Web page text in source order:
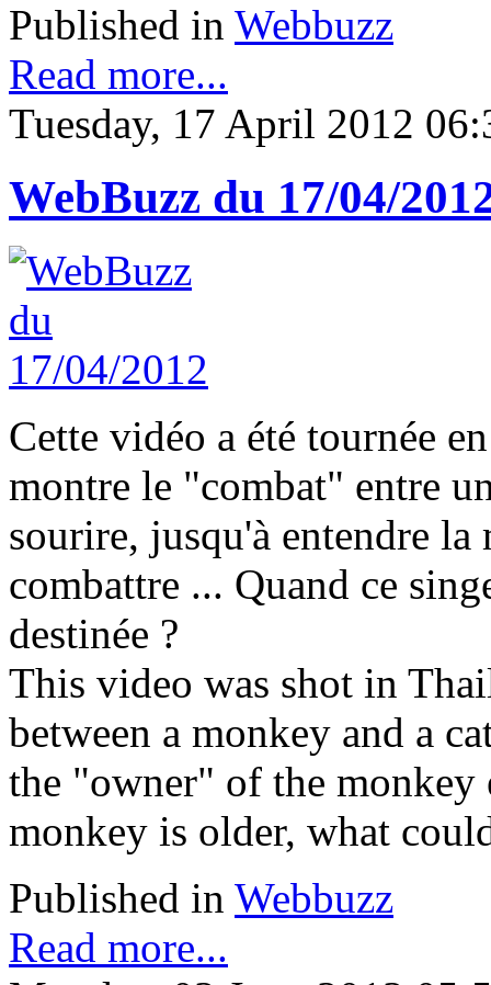
Published in Webbuzz
Read more...
Tuesday, 17 April 2012
WebBuzz du 17/04/
Cette vidéo a été tournée
montre le "combat" entre
sourire, jusqu'à entendre la
combattre ... Quand ce
destinée ?
This video was shot in
between a monkey and a
the "owner" of the
monkey is older, what
Published in Webbuzz
Read more...